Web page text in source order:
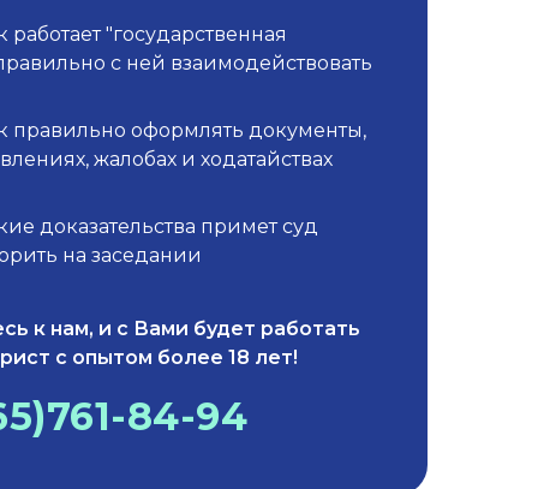
работает "государственная
с ней взаимодействовать
правильно оформлять документы,
жалобах и ходатайствах
доказательства примет суд
на заседании
к нам, и с Вами будет работать
с опытом более 18 лет!
84-94